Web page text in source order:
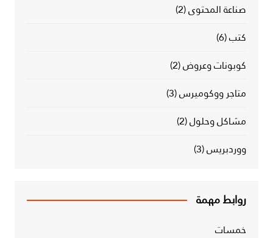
صناعة المحتوى(2)
كتب(6)
كوبونات وعروض(2)
متاجر ووكوميرس(3)
مشاكل وحلول(2)
ووردبريس(3)
روابط مهمة
خمسات